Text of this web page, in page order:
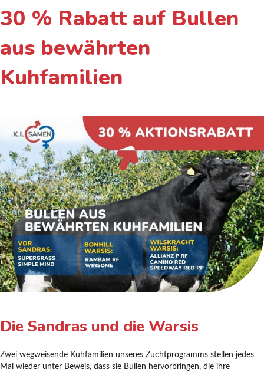
30 % Rabatt auf Bullen
aus bewährten
Kuhfamilien
Die Sandras und die Warsis
Zwei wegweisende Kuhfamilien unseres Zuchtprogramms stellen jedes
Mal wieder unter Beweis, dass sie Bullen hervorbringen, die ihre